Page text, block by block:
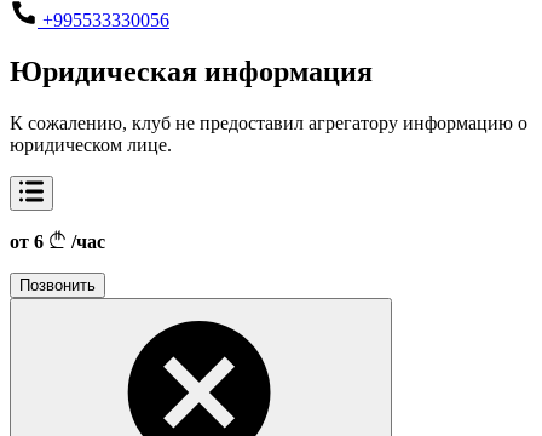
+995533330056
Юридическая информация
К сожалению, клуб не предоставил агрегатору информацию о
юридическом лице.
от 6 /час
Позвонить